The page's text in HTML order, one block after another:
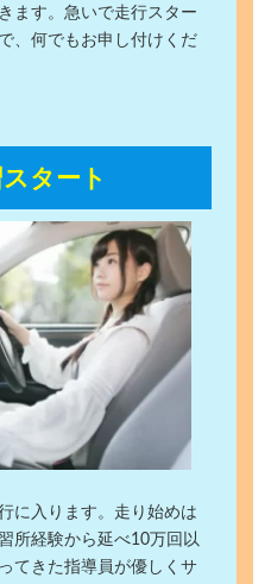
ます。急いで走行スター
、何でもお申し付けくだ
タート
に入ります。走り始めは
所経験から延べ10万回以
てきた指導員が優しくサ